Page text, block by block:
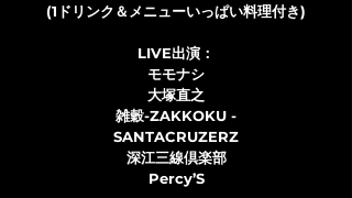
(1ドリンク＆メニューいっぱい料理付き)
LIVE出演：
モモナシ
大塚直之
雑穀-ZAKKOKU -
SANTACRUZERZ
深江三線倶楽部
Percy’S